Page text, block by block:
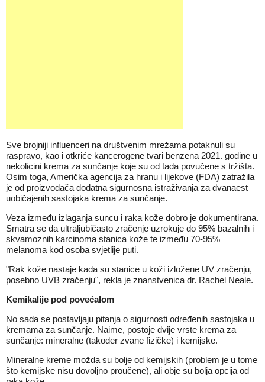
Sve brojniji influenceri na društvenim mrežama potaknuli su
raspravo, kao i otkriće kancerogene tvari benzena 2021. godine u
nekolicini krema za sunčanje koje su od tada povučene s tržišta.
Osim toga, Američka agencija za hranu i lijekove (FDA) zatražila
je od proizvođača dodatna sigurnosna istraživanja za dvanaest
uobičajenih sastojaka krema za sunčanje.
Veza između izlaganja suncu i raka kože dobro je dokumentirana.
Smatra se da ultraljubičasto zračenje uzrokuje do 95% bazalnih i
skvamoznih karcinoma stanica kože te između 70-95%
melanoma kod osoba svjetlije puti.
"Rak kože nastaje kada su stanice u koži izložene UV zračenju,
posebno UVB zračenju", rekla je znanstvenica dr. Rachel Neale.
Kemikalije pod povećalom
No sada se postavljaju pitanja o sigurnosti određenih sastojaka u
kremama za sunčanje. Naime, postoje dvije vrste krema za
sunčanje: mineralne (također zvane fizičke) i kemijske.
Mineralne kreme možda su bolje od kemijskih (problem je u tome
što kemijske nisu dovoljno proučene), ali obje su bolja opcija od